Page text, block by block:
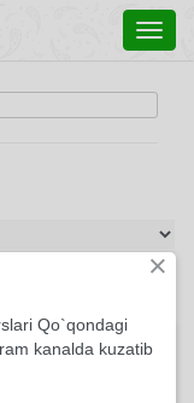
chiroqlar
×
Qo`qondagi
kanalda kuzatib